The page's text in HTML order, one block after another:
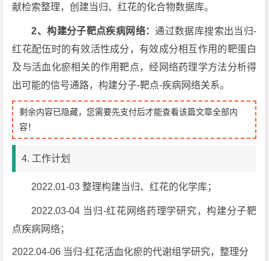
献检索整理，创建当归、红花的化合物数据库。
2、构建分子靶点疾病网络：通过数据库搜索出当归-
红花配伍时的有效活性成分，有效成分相互作用的靶蛋白
及与活血化瘀相关的作用靶点，经网络药理学方法分析得
出可能的信号通路，构建分子-靶点-疾病网络关系。
剩余内容已隐藏，您需要先支付后才能查看该篇文章全部内
容！
4. 工作计划
2022.01-03 整理构建当归、红花的化学库；
2022.03-04 当归-红花网络药理学研究，构建分子靶
点疾病网络；
2022.04-06 当归-红花活血化瘀的代谢组学研究，整理分